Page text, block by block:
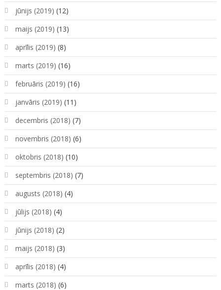
jūnijs (2019) (12)
maijs (2019) (13)
aprīlis (2019) (8)
marts (2019) (16)
februāris (2019) (16)
janvāris (2019) (11)
decembris (2018) (7)
novembris (2018) (6)
oktobris (2018) (10)
septembris (2018) (7)
augusts (2018) (4)
jūlijs (2018) (4)
jūnijs (2018) (2)
maijs (2018) (3)
aprīlis (2018) (4)
marts (2018) (6)